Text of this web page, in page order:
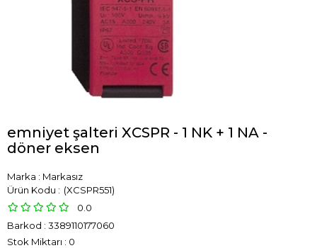
emniyet şalteri XCSPR - 1 NK + 1 NA -
döner eksen
Marka : Markasız
(XCSPR551)
0.0
Barkod : 3389110177060
Stok Miktarı : 0